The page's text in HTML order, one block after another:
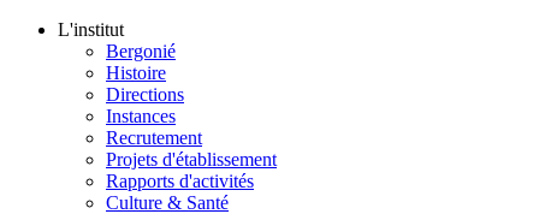
L'institut
Bergonié
Histoire
Directions
Instances
Recrutement
Projets d'établissement
Rapports d'activités
Culture & Santé